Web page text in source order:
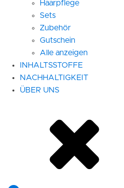
Haarpflege
Sets
Zubehör
Gutschein
Alle anzeigen
INHALTSSTOFFE
NACHHALTIGKEIT
ÜBER UNS